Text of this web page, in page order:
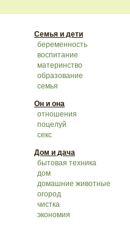
Семья и дети
беременность
воспитание
материнство
образование
семья
Он и она
отношения
поцелуй
секс
Дом и дача
бытовая техника
дом
домашние животные
огород
чистка
экономия